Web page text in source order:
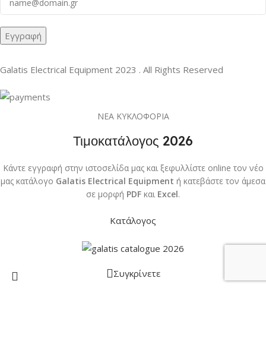
Galatis Electrical Equipment 2023 . All Rights Reserved
ΝΕΑ ΚΥΚΛΟΦΟΡΙΑ
Τιμοκατάλογος 2026
Κάντε εγγραφή στην ιστοσελίδα μας και ξεφυλλίστε online τον νέο
μας κατάλογο Galatis Electrical Equipment ή κατεβάστε τον άμεσα
σε μορφή PDF και Excel.
Κατάλογος
Συγκρίνετε